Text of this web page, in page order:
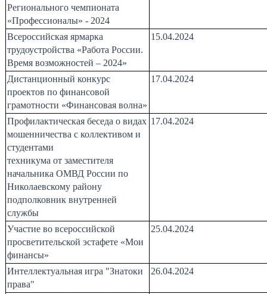
Регионального чемпионата
«Профессионалы» - 2024
Всероссийская ярмарка
трудоустройства «Работа России.
Время возможностей – 2024»
15.04.2024
Дистанционный конкурс
проектов по финансовой
грамотности «Финансовая волна»
17.04.2024
Профилактическая беседа о видах
мошенничества с коллективом и
студентами
техникума от заместителя
начальника ОМВД России по
Николаевскому району
подполковник внутренней
службы
17.04.2024
Участие во всероссийской
просветительской эстафете «Мои
финансы»
25.04.2024
Интеллектуальная игра "Знатоки
права"
26.04.2024